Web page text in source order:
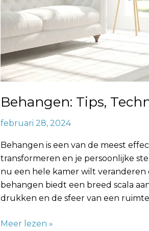
Behangen: Tips,
februari 28, 2024
Behangen is een van de meest
transformeren en je persoonlijke
nu een hele kamer wilt
behangen biedt een breed scala
drukken en de sfeer van een ruimte
Meer lezen »